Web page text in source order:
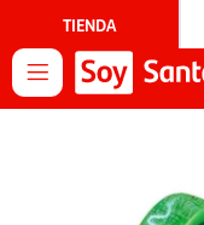
TIENDA
